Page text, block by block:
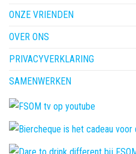
ONZE VRIENDEN
OVER ONS
PRIVACYVERKLARING
SAMENWERKEN